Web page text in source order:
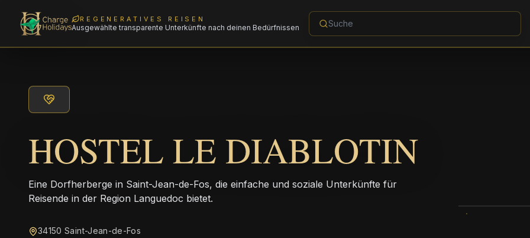
REGENERATIVES REISEN
Ausgewählte transparente Unterkünfte nach deinen Bedürfnissen
HOSTEL LE DIABLOTIN
Eine Dorfherberge in Saint-Jean-de-Fos, die einfache und soziale Unterkünfte für
Reisende in der Region Languedoc bietet.
34150 Saint-Jean-de-Fos